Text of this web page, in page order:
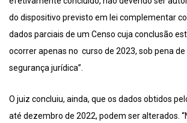
do dispositivo previsto em lei complementar
dados parciais de um Censo cuja conclusão
ocorrer apenas no curso de 2023, sob pena
segurança jurídica”.
O juiz concluiu, ainda, que os dados obtidos
até dezembro de 2022, podem ser alterados.